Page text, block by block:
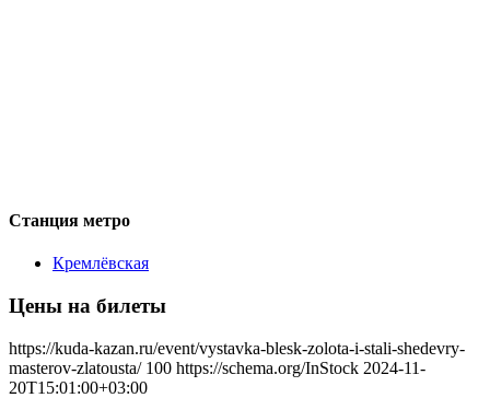
Станция метро
Кремлёвская
Цены на билеты
https://kuda-kazan.ru/event/vystavka-blesk-zolota-i-stali-shedevry-
masterov-zlatousta/ 100 https://schema.org/InStock 2024-11-
20T15:01:00+03:00